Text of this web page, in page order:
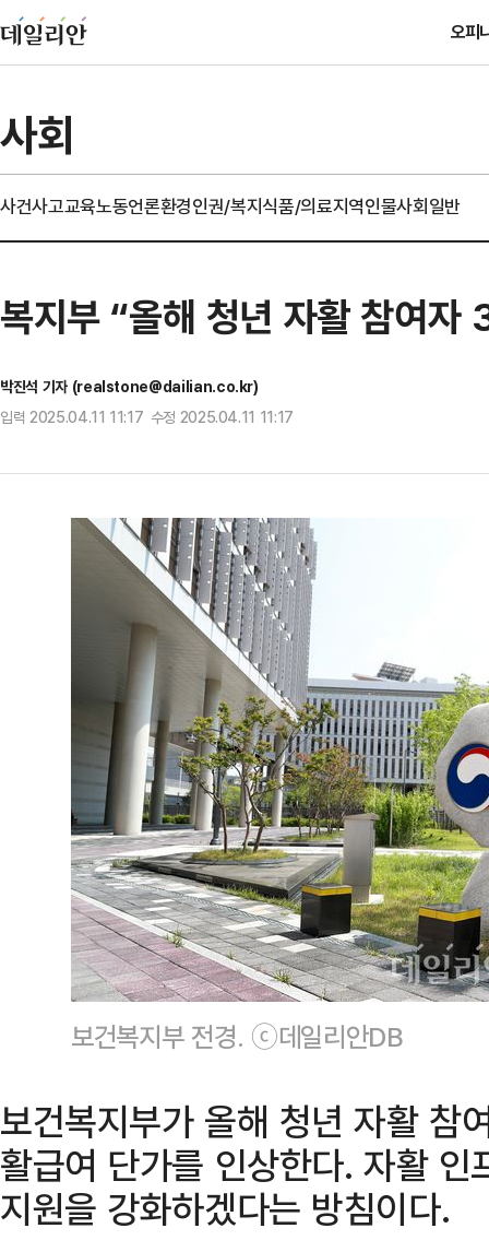
오피
사회
사건사고교육노동언론환경인권/복지식품/의료지역인물사회일반
복지부 “올해 청년 자활 참여
박진석 기자 (realstone@dailian.co.kr)
입력 2025.04.11 11:17 수정 2025.04.11 11:17
보건복지부 전경. ⓒ데일리안DB
보건복지부가 올해 청년 자활
활급여 단가를 인상한다. 자활
지원을 강화하겠다는 방침이다.